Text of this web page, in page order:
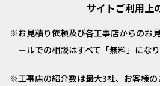
サイトご利用上
お見積り依頼及び各工事店からのお
ールでの相談はすべて「無料」になり
工事店の紹介数は最大3社、お客様